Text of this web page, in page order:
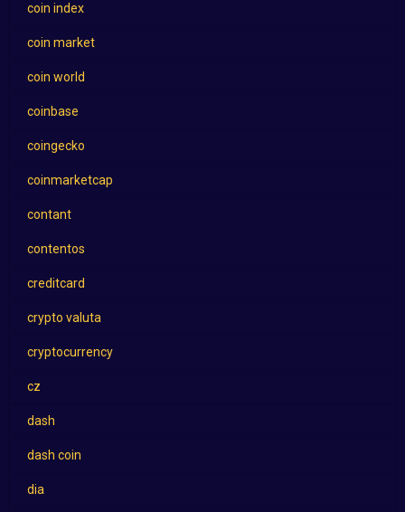
coin index
coin market
coin world
coinbase
coingecko
coinmarketcap
contant
contentos
creditcard
crypto valuta
cryptocurrency
cz
dash
dash coin
dia